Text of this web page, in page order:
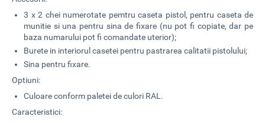
3 x 2 chei numerotate pemtru caseta pistol, pentru caseta de
munitie si una pentru sina de fixare (nu pot fi copiate, dar pe
baza numarului pot fi comandate uterior);
Burete in interiorul casetei pentru pastrarea calitatii pistolului;
Sina pentru fixare.
Optiuni:
Culoare conform paletei de culori RAL.
Caracteristici: